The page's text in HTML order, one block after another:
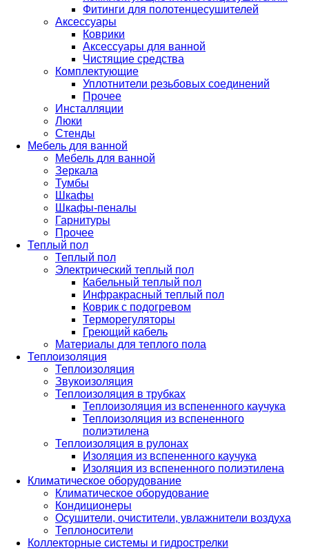
Фитинги для полотенцесушителей
Аксессуары
Коврики
Аксессуары для ванной
Чистящие средства
Комплектующие
Уплотнители резьбовых соединений
Прочее
Инсталляции
Люки
Стенды
Мебель для ванной
Мебель для ванной
Зеркала
Тумбы
Шкафы
Шкафы-пеналы
Гарнитуры
Прочее
Теплый пол
Теплый пол
Электрический теплый пол
Кабельный теплый пол
Инфракрасный теплый пол
Коврик с подогревом
Терморегуляторы
Греющий кабель
Материалы для теплого пола
Теплоизоляция
Теплоизоляция
Звукоизоляция
Теплоизоляция в трубках
Теплоизоляция из вспененного каучука
Теплоизоляция из вспененного
полиэтилена
Теплоизоляция в рулонах
Изоляция из вспененного каучука
Изоляция из вспененного полиэтилена
Климатическое оборудование
Климатическое оборудование
Кондиционеры
Осушители, очистители, увлажнители воздуха
Теплоносители
Коллекторные системы и гидрострелки